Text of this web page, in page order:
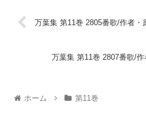
万葉集 第11巻 2805番歌/作者・
万葉集 第11巻 2807番歌/
ホーム 第11巻